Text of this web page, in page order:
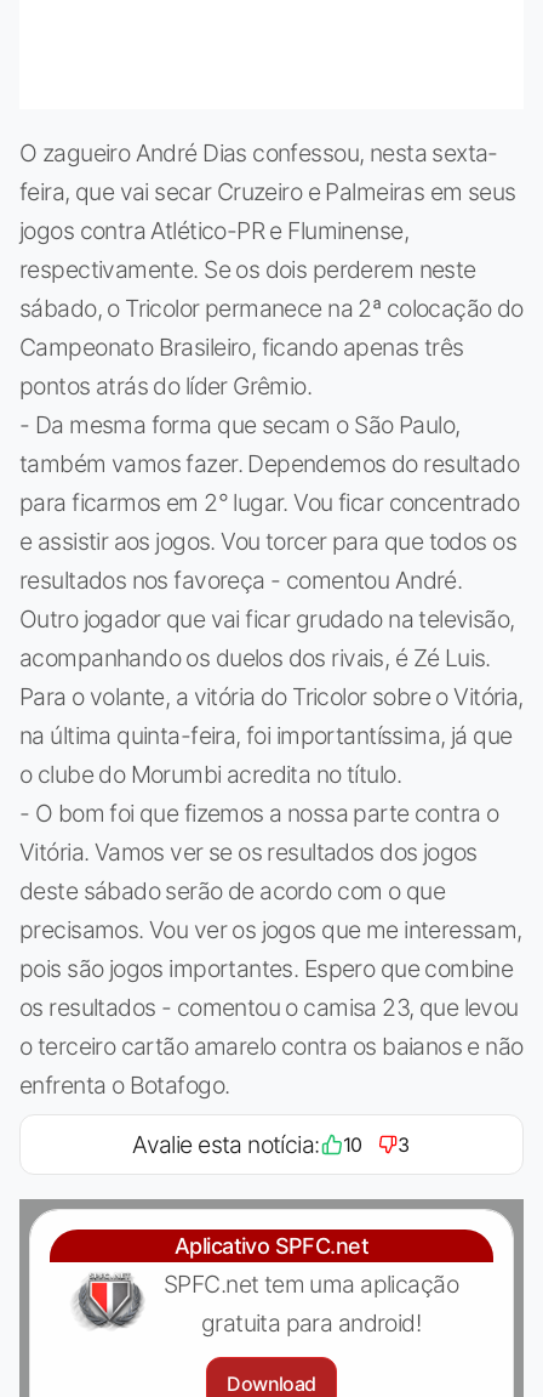
O zagueiro André Dias confessou, nesta sexta-
feira, que vai secar Cruzeiro e Palmeiras em seus
jogos contra Atlético-PR e Fluminense,
respectivamente. Se os dois perderem neste
sábado, o Tricolor permanece na 2ª colocação do
Campeonato Brasileiro, ficando apenas três
pontos atrás do líder Grêmio.
- Da mesma forma que secam o São Paulo,
também vamos fazer. Dependemos do resultado
para ficarmos em 2° lugar. Vou ficar concentrado
e assistir aos jogos. Vou torcer para que todos os
resultados nos favoreça - comentou André.
Outro jogador que vai ficar grudado na televisão,
acompanhando os duelos dos rivais, é Zé Luis.
Para o volante, a vitória do Tricolor sobre o Vitória,
na última quinta-feira, foi importantíssima, já que
o clube do Morumbi acredita no título.
- O bom foi que fizemos a nossa parte contra o
Vitória. Vamos ver se os resultados dos jogos
deste sábado serão de acordo com o que
precisamos. Vou ver os jogos que me interessam,
pois são jogos importantes. Espero que combine
os resultados - comentou o camisa 23, que levou
o terceiro cartão amarelo contra os baianos e não
enfrenta o Botafogo.
Avalie esta notícia: 10 3
Aplicativo SPFC.net
SPFC.net tem uma aplicação
gratuita para android!
Download